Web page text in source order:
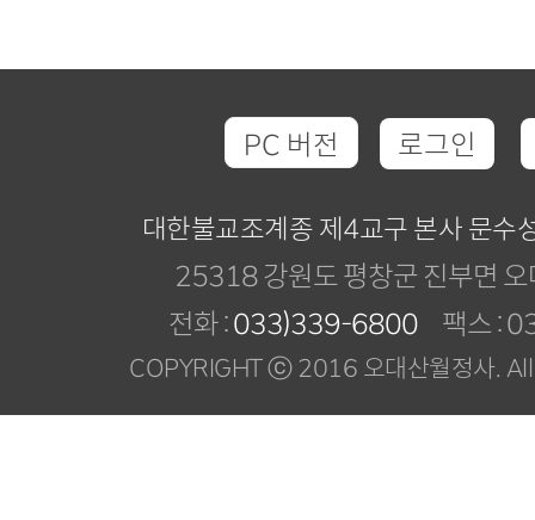
PC 버전 로그인
대한불교조계종 제4교구 본사 문수
25318 강원도 평창군 진부면
전화 :033)339-6800 팩스 :
COPYRIGHT ⓒ 2016 오대산월정사.